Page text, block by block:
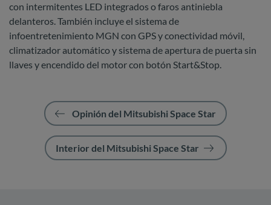
con intermitentes LED integrados o faros antiniebla
delanteros. También incluye el sistema de
infoentretenimiento MGN con GPS y conectividad móvil,
climatizador automático y sistema de apertura de puerta sin
llaves y encendido del motor con botón Start&Stop.
Opinión del Mitsubishi Space Star
Interior del Mitsubishi Space Star